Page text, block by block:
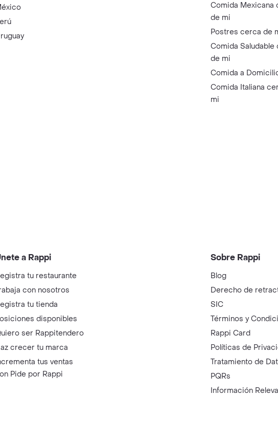
Comida Mexicana
de mi
Postres cerca de
Comida Saludable
de mi
Comida a
Comida Italiana
mi
a Rappi
tu restaurante
con nosotros
tu tienda
disponibles
ser Rappitendero
crecer tu marca
tus ventas
Pide por Rappi
Sobre Rappi
Blog
Derecho de
SIC
Términos y
Rappi Card
Políticas de
Tratamiento de
PQRs
Información